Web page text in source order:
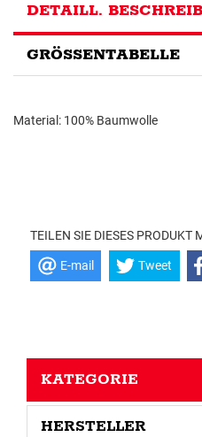
DETAILL.
GRÖSSENTABELLE
Material: 100% Baumwolle
TEILEN SIE DIESES PRODUKT
E-mail Tweet
KATEGORIE
HERSTELLER